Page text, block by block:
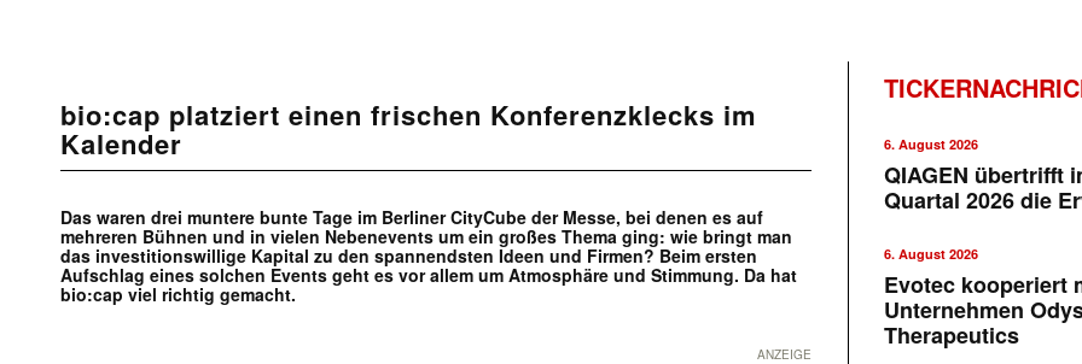
bio:cap platziert einen frischen Konferenzklecks im
Kalender
Das waren drei muntere bunte Tage im Berliner CityCube der Messe, bei denen es auf
mehreren Bühnen und in vielen Nebenevents um ein großes Thema ging: wie bringt man
das investitionswillige Kapital zu den spannendsten Ideen und Firmen? Beim ersten
Aufschlag eines solchen Events geht es vor allem um Atmosphäre und Stimmung. Da hat
bio:cap viel richtig gemacht.
ANZEIGE
6. August 2026
QIAGEN übertrifft
Quartal 2026 die
6. August 2026
Evotec kooperiert
Unternehmen
Therapeutics